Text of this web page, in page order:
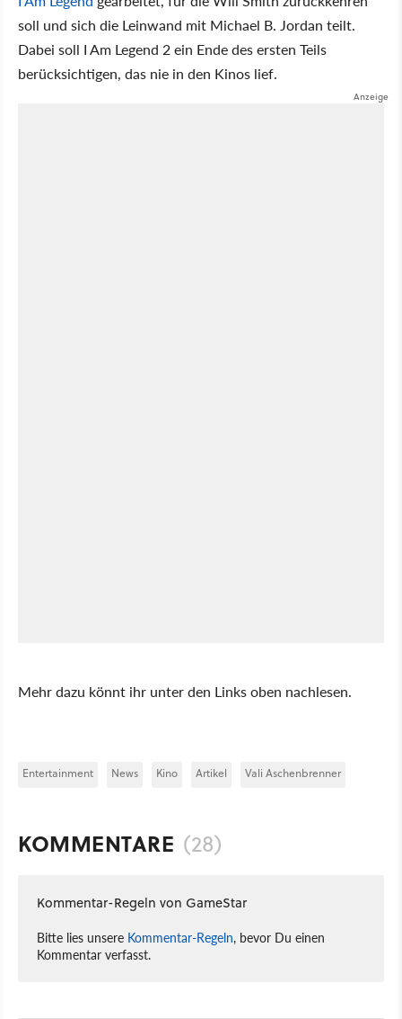
soll und sich die Leinwand mit Michael B. Jordan teilt.
Dabei soll I Am Legend 2 ein Ende des ersten Teils
berücksichtigen, das nie in den Kinos lief.
Mehr dazu könnt ihr unter den Links oben nachlesen.
Entertainment News Kino Artikel Vali Aschenbrenner
KOMMENTARE (28)
Kommentar-Regeln von GameStar
Bitte lies unsere Kommentar-Regeln, bevor Du einen
Kommentar verfasst.